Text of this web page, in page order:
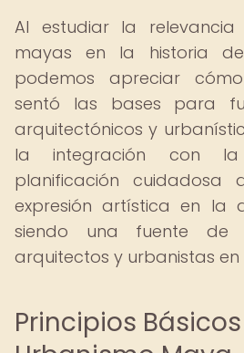
Al estudiar la
mayas en la historia
podemos apreciar
sentó las bases para
arquitectónicos y
la integración con la
planificación
expresión artística en la
siendo una fuente de
arquitectos y urbanistas
Principios